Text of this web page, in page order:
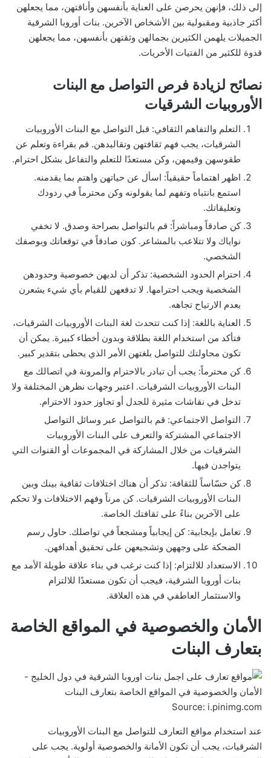
إلى ذلك، فإنهن يحرصن على العناية بأنفسهن وأناقتهن، مما يجعلهن
أكثر جاذبية ومقبولية بين الأشخاص الآخرين. بنات أوروبا الشرقية
الجميلات يلهمن الكثيرين بجمالهن وثقتهن بأنفسهن، مما يجعلهن
قدوة للكثير من الفتيات الأخريات.
نصائح لزيادة فرص التواصل مع البنات
الأوروبيات الشرقيات
التعلم والتفاهم الثقافي: قبل التواصل مع البنات الأوروبيات
الشرقيات، يجب فهم ثقافتهن وتقاليدهن. قم بقراءة وتعلم عن
طقوسهن وقيمهن، وكن مستعدًا للتعلم والتفاعل بشكل احترام.
اظهر اهتماماً حقيقياً: اسأل عن حياتهن واهتم بما يقدمنه.
استمع بانتباه وتفهم لما يقولونه وكن محترماً في ردودك
وتعليقاتك.
كن صادقاً ومباشراً: قم بالتواصل بصراحة وصدق. لا تخفي
نواياك ولا تتلاعب بالمشاعر. كون صادقاً في توقعاتك وبوصفك
الشخصي.
احترام الحدود الشخصية: تذكر أن لديهن خصوصية وحدودهن
الشخصية ويجب احترامها. لا تدفعهن للقيام بأي شيء يشعرن
بعدم الارتياح تجاهه.
العناية باللغة: إذا كنت تتحدث لغة البنات الأوروبيات الشرقيات،
فتأكد من استخدام اللغة بطلاقة وبدون أخطاء كبيرة. يمكن أن
تكون محاولتك للتواصل بلغتهن الأمر الذي يحظى بتقدير كبير.
كن محترماً: يجب أن تبادر بالاحترام والمرونة في اتصالك مع
البنات الأوروبيات الشرقيات. اعتبر وجهات نظرهن المختلفة ولا
تدخل في نقاشات مثيرة للجدل أو تجاوز حدود الاحترام.
التواصل الاجتماعي: قم بالتواصل عبر وسائل التواصل
الاجتماعي المشتركة والتعرف على البنات الأوروبيات
الشرقيات من خلال المشاركة في المجموعات أو القنوات التي
يتواجدن فيها.
كن حسّاساً للثقافة: تذكر أن هناك اختلافات ثقافية بينك وبين
البنات الأوروبيات الشرقيات. كن مرناً وفهم الاختلافات ولا تحكم
على الآخرين بناءً على ثقافتك الخاصة.
تعامل بإيجابية: كن إيجابياً ومشجعاً في تواصلك. حاول رسم
الضحكة على وجههن وتشجيعهن على تحقيق أهدافهن.
الاستعداد للالتزام: إذا كنت ترغب في بناء علاقة طويلة الأمد مع
بنات أوروبا الشرقية، فيجب أن تكون مستعدًا للالتزام
والاستثمار العاطفي في هذه العلاقة.
الأمان والخصوصية في المواقع الخاصة
بتعارف البنات
Source: i.pinimg.com
عند استخدام مواقع التعارف للتواصل مع البنات الأوروبيات
الشرقيات، يجب أن تكون الأمانة والخصوصية أولوية. يجب على